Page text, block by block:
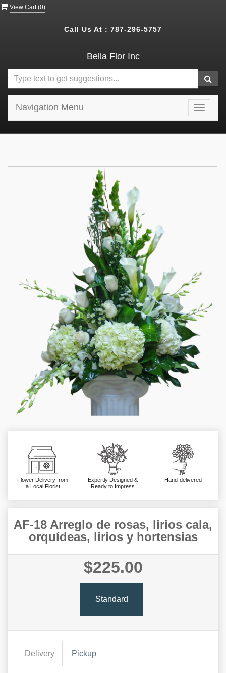
View Cart (0)
Call Us At : 787-296-5757
Bella Flor Inc
Toggle
Navigation Menu
Flower Delivery from
a Local Florist
Expertly Designed &
Ready to Impress
Hand-delivered
AF-18 Arreglo de rosas, lirios cala,
orquídeas, lirios y hortensias
$225.00
Standard
Delivery Pickup